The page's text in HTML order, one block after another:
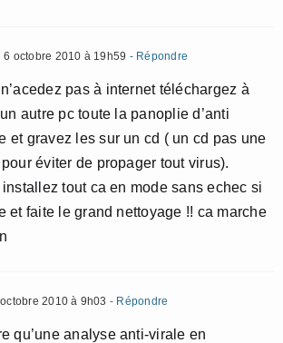
6 octobre 2010 à 19h59 - Répondre
pas à internet téléchargez à
autre pc toute la panoplie d’anti
et gravez les sur un cd ( un cd pas une
éviter de propager tout virus).
tout ca en mode sans echec si
et faite le grand nettoyage !! ca marche
2010 à 9h03 - Répondre
qu’une analyse anti-virale en